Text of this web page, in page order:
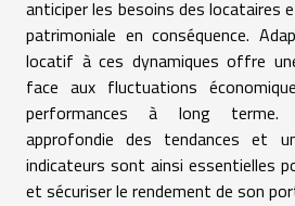
anticiper les besoins des locataires
patrimoniale en conséquence.
locatif à ces dynamiques offre
face aux fluctuations
performances à long terme.
approfondie des tendances et
indicateurs sont ainsi essentielles
et sécuriser le rendement de son